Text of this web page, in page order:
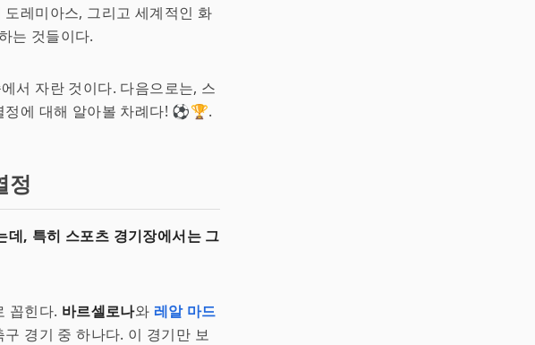
레미아스, 그리고 세계적인 화
는 것들이다.
서 자란 것이다. 다음으로는, 스
정에 대해 알아볼 차례다! ⚽🏆.
정
데, 특히 스포츠 경기장에서는 그
꼽힌다. 바르셀로나와 레알 마드
경기 중 하나다. 이 경기만 보